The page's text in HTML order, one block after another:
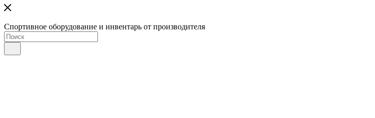
Спортивное оборудование и инвентарь от производителя